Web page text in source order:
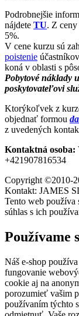
Podrobnejšie
nájdete TU. Z
5%.
V cene kurzu sú
poistenie
koná v oblasti s
Pobytové náklady
poskytovateľovi
Ktorýkoľvek z
objednať formou
z uvedených
Kontaktná osoba:
+421907816534
Copyright ©2010-
Kontakt: JAMES
Tento web používa
súhlas s ich
Používame
Náš e-shop
fungovanie
cookie aj na
porozumieť vašim
používaním týchto